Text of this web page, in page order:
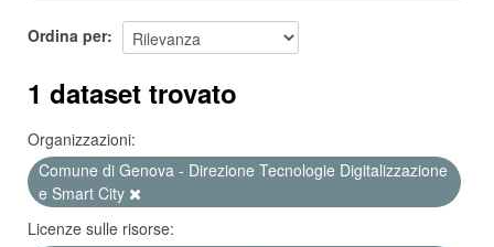
Ordina per
1 dataset trovato
Organizzazioni:
Comune di Genova - Direzione Tecnologie Digitalizzazione
e Smart City
Licenze sulle risorse: